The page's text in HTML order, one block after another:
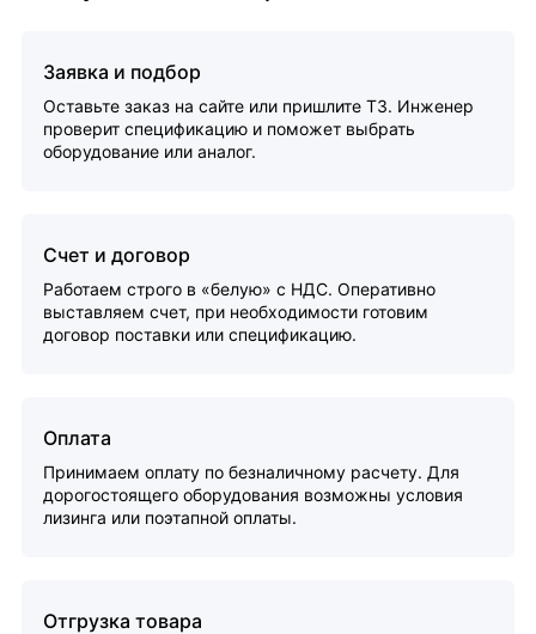
Заявка и подбор
Оставьте заказ на сайте или пришлите ТЗ. Инженер
проверит спецификацию и поможет выбрать
оборудование или аналог.
Счет и договор
Работаем строго в «белую» с НДС. Оперативно
выставляем счет, при необходимости готовим
договор поставки или спецификацию.
Оплата
Принимаем оплату по безналичному расчету. Для
дорогостоящего оборудования возможны условия
лизинга или поэтапной оплаты.
Отгрузка товара